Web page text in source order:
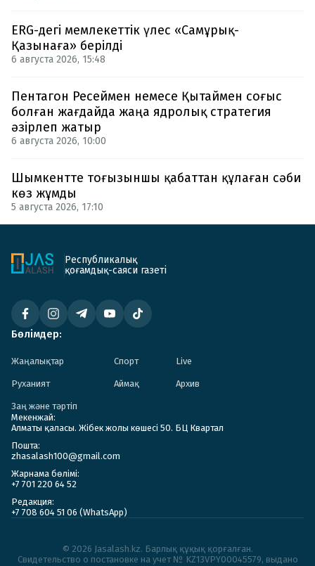
ERG-дегі мемлекеттік үлес «Самұрық-
Қазынаға» берілді
6 августа 2026, 15:48
Пентагон Ресеймен немесе Қытаймен соғыс
болған жағдайда жаңа ядролық стратегия
әзірлеп жатыр
6 августа 2026, 10:00
Шымкентте тоғызыншы қабаттан құлаған сәби
көз жұмды
5 августа 2026, 17:10
Республикалық
қоғамдық-саяси газеті
Бөлімдер:
Жаңалықтар Спорт Live
Руханият Аймақ Архив
Заң және тәртіп
Мекенжай:
Алматы қаласы. Жібек жолы көшесі 50. БЦ Квартал
Пошта:
zhasalash100@gmail.com
Жарнама бөлімі:
+7 701 220 64 52
Редакция:
+7 708 604 51 06 (WhatsApp)
© 2026 Jasalash.kz. Барлық құқық қорғалған.
Cвидетельство о постановке на учет № KZ13VPY00045579, выдано